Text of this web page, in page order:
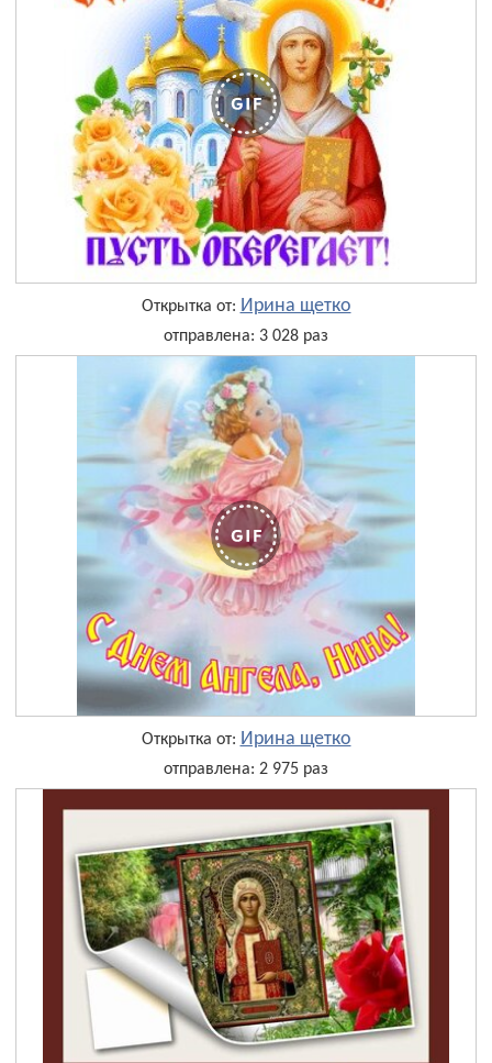
Открытка от: Ирина щетко
отправлена: 3 028 раз
Открытка от: Ирина щетко
отправлена: 2 975 раз